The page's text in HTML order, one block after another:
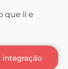
que li e
integração